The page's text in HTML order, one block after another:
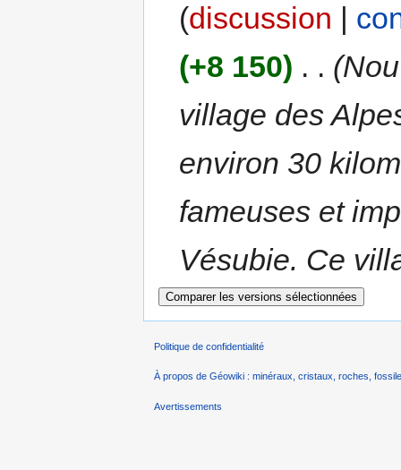
(discussion
(+8 150) . .
village des
environ 30
fameuses et
Vésubie. Ce
Politique de confidentialité
À propos de Géowiki : minéraux, cristaux, roches,
Avertissements